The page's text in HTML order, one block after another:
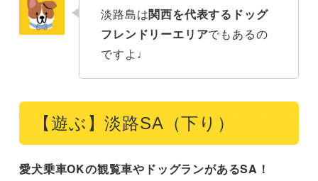
淡路島は関西を代表するドッグ
フレンドリーエリアでもあるの
ですよ♩
【遊ぶ】淡路SA（下り）
愛犬乗車OKの観覧車やドッグランがあるSA！